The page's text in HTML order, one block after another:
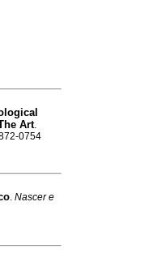
Art.
0754
. Nascer e